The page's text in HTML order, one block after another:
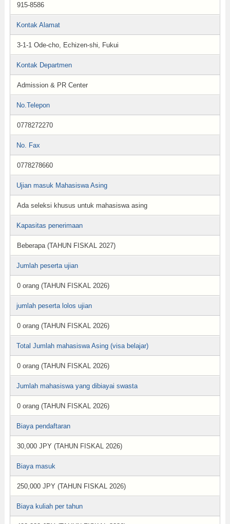
915-8586
Kontak Alamat
3-1-1 Ode-cho, Echizen-shi, Fukui
Kontak Departmen
Admission & PR Center
No.Telepon
0778272270
No. Fax
0778278660
Ujian masuk Mahasiswa Asing
Ada seleksi khusus untuk mahasiswa asing
Kapasitas penerimaan
Beberapa (TAHUN FISKAL 2027)
Jumlah peserta ujian
0 orang (TAHUN FISKAL 2026)
jumlah peserta lolos ujian
0 orang (TAHUN FISKAL 2026)
Total Jumlah mahasiswa Asing (visa belajar)
0 orang (TAHUN FISKAL 2026)
Jumlah mahasiswa yang dibiayai swasta
0 orang (TAHUN FISKAL 2026)
Biaya pendaftaran
30,000 JPY (TAHUN FISKAL 2026)
Biaya masuk
250,000 JPY (TAHUN FISKAL 2026)
Biaya kuliah per tahun